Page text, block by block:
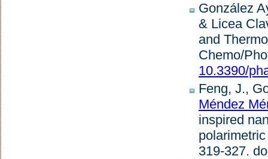
González
& Licea
and
Chemo/
10.3390/
Feng, J.,
Méndez
inspired
319-327.